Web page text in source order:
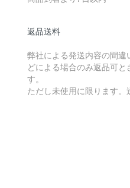
返品送料
弊社による発送内容の間違
どによる場合のみ返品可と
す。
ただし未使用に限ります。